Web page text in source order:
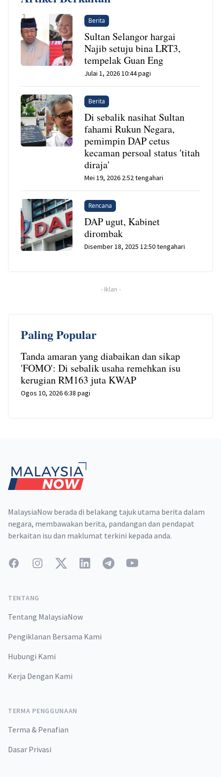
Berita
Sultan Selangor hargai
Najib setuju bina LRT3,
tempelak Guan Eng
Julai 1, 2026 10:44 pagi
Berita
Di sebalik nasihat Sultan
fahami Rukun Negara,
pemimpin DAP cetus
kecaman persoal status 'titah
diraja'
Mei 19, 2026 2:52 tengahari
Rencana
DAP ugut, Kabinet
dirombak
Disember 18, 2025 12:50 tengahari
- Iklan -
Paling Popular
Tanda amaran yang diabaikan dan sikap
'FOMO': Di sebalik usaha remehkan isu
kerugian RM163 juta KWAP
Ogos 10, 2026 6:38 pagi
MalaysiaNow berada di belakang tajuk utama berita dalam
negara, membawakan berita, pandangan dan pendapat
berkaitan isu dan maklumat terkini kepada anda.
FacebookInstagramTwitterLinkedInTelegramYouTube
TENTANG
Tentang MalaysiaNow
Pengiklanan Bersama Kami
Hubungi Kami
Kerja Dengan Kami
TERMA PENGGUNAAN
Terma & Penafian
Dasar Privasi